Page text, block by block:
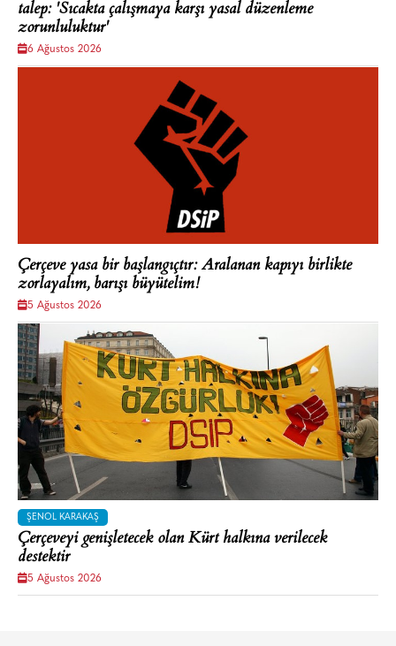
talep: 'Sıcakta çalışmaya karşı yasal düzenleme
zorunluluktur'
6 Ağustos 2026
Çerçeve yasa bir başlangıçtır: Aralanan kapıyı birlikte
zorlayalım, barışı büyütelim!
5 Ağustos 2026
ŞENOL KARAKAŞ
Çerçeveyi genişletecek olan Kürt halkına verilecek
destektir
5 Ağustos 2026